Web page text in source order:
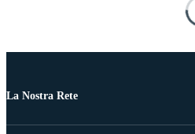
La Nostra Rete